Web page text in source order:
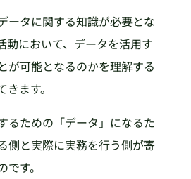
ータに関する知識が必要とな
動において、データを活用す
が可能となるのかを理解する
ます。
るための「データ」になるた
側と実際に実務を行う側が寄
す。